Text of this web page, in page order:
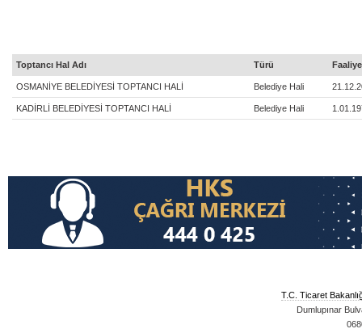
Toptancı Hal Adı Türü
OSMANİYE BELEDİYESİ TOPTANCI HALİ Belediye Hali
KADİRLİ BELEDİYESİ TOPTANCI HALİ Belediye Hali
T.C. Ticaret
Dumlupınar